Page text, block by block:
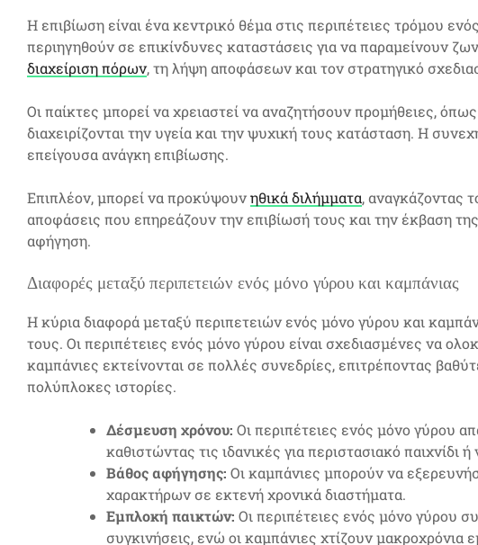
Η επιβίωση είναι ένα κεντρικό θέμα στις περιπέτειες τρόμου
περιηγηθούν σε επικίνδυνες καταστάσεις για να παραμείνουν
διαχείριση πόρων, τη λήψη αποφάσεων και τον στρατηγικό
Οι παίκτες μπορεί να χρειαστεί να αναζητήσουν προμήθειες,
διαχειρίζονται την υγεία και την ψυχική τους κατάσταση. Η
επείγουσα ανάγκη επιβίωσης.
Επιπλέον, μπορεί να προκύψουνηθικά διλήμματα, αναγκάζοντας
αποφάσεις που επηρεάζουν την επιβίωσή τους και την έκβαση
αφήγηση.
Διαφορές μεταξύ περιπετειών ενός μόνο γύρου και καμπάνιας
Η κύρια διαφορά μεταξύ περιπετειών ενός μόνο γύρου και
τους. Οι περιπέτειες ενός μόνο γύρου είναι σχεδιασμένες να
καμπάνιες εκτείνονται σε πολλές συνεδρίες, επιτρέποντας
πολύπλοκες ιστορίες.
Δέσμευση χρόνου: Οι περιπέτειες ενός μόνο γύρου
καθιστώντας τις ιδανικές για περιστασιακό παιχνίδι
Βάθος αφήγησης: Οι καμπάνιες μπορούν να
χαρακτήρων σε εκτενή χρονικά διαστήματα.
Εμπλοκή παικτών: Οι περιπέτειες ενός μόνο γύρου
συγκινήσεις, ενώ οι καμπάνιες χτίζουν μακροχρόνια